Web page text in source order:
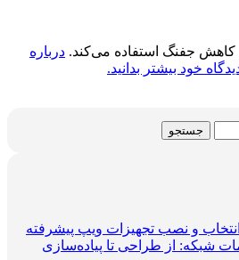
کاهش جفنگ استفاده می‌کند. درباره
خود بیشتر بدانید.
جستجو
شبکه: از طراحی تا پیاده‌سازی